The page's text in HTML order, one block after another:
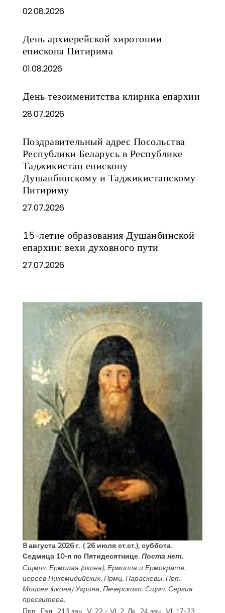
02.08.2026
День архиерейской хиротонии
епископа Питирима
01.08.2026
День тезоименитства клирика епархии
28.07.2026
Поздравительный адрес Посольства
Республики Беларусь в Республике
Таджикистан епископу
Душанбинскому и Таджикистанскому
Питириму
27.07.2026
15-летие образования Душанбинской
епархии: вехи духовного пути
27.07.2026
8 августа 2026 г. ( 26 июля ст.ст.), суббота.
Седмица 10-я по Пятидесятнице. Поста нет.
Сщмчч. Ермолая(икона), Ермиппаи Ермократа,
иереев Никомидийских. Прмц. Параскевы. Прп.
Моисея(икона) Угрина, Печерского. Сщмч. Сергия
пресвитера.
Прп.: Гал., 213 зач., V, 22 - VI, 2. Лк., 24 зач., VI, 17-23